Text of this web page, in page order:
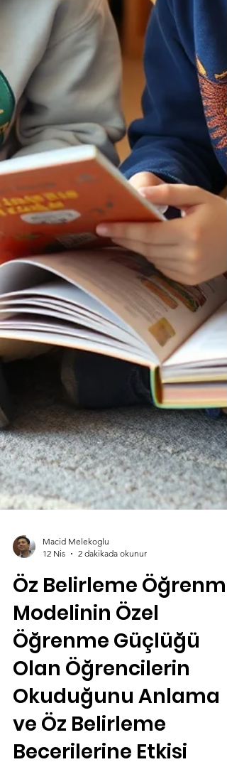
Macid Melekoglu
Öz Belirleme Öğrenme
Modelinin Özel
Öğrenme Güçlüğü
Olan Öğrencilerin
Okuduğunu Anlama